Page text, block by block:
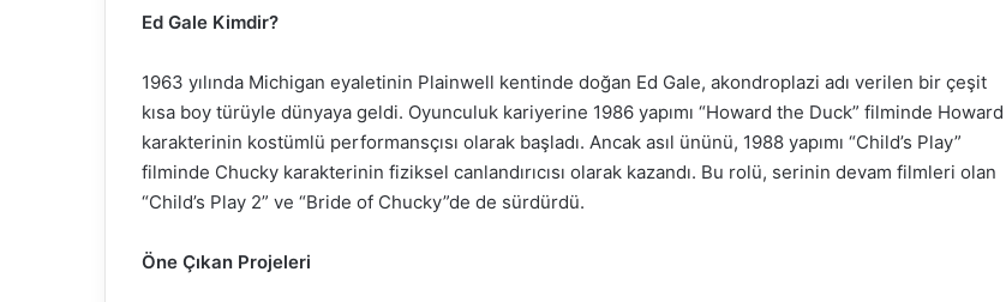
Ed Gale Kimdir?
1963 yılında Michigan eyaletinin Plainwell kentinde doğan Ed Gale, akondroplazi adı verilen bir çeşit
kısa boy türüyle dünyaya geldi. Oyunculuk kariyerine 1986 yapımı “Howard the Duck” filminde Howard
karakterinin kostümlü performansçısı olarak başladı. Ancak asıl ününü, 1988 yapımı “Child’s Play”
filminde Chucky karakterinin fiziksel canlandırıcısı olarak kazandı. Bu rolü, serinin devam filmleri olan
“Child’s Play 2” ve “Bride of Chucky”de de sürdürdü.
Öne Çıkan Projeleri